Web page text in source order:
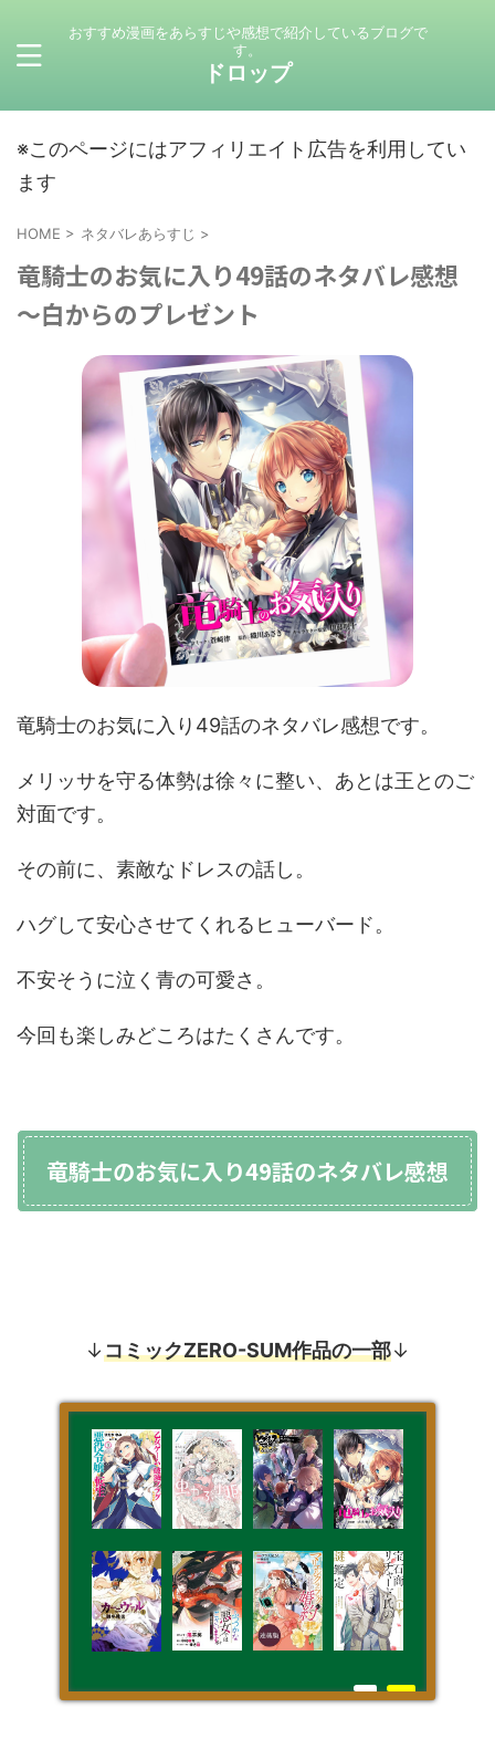
おすすめ漫画をあらすじや感想で紹介しているブログで
す。
ドロップ
※このページにはアフィリエイト広告を利用してい
ます
HOME > ネタバレあらすじ >
竜騎士のお気に入り49話のネタバレ感想
～白からのプレゼント
竜騎士のお気に入り49話のネタバレ感想です。
メリッサを守る体勢は徐々に整い、あとは王とのご
対面です。
その前に、素敵なドレスの話し。
ハグして安心させてくれるヒューバード。
不安そうに泣く青の可愛さ。
今回も楽しみどころはたくさんです。
竜騎士のお気に入り49話のネタバレ感想
↓コミックZERO-SUM作品の一部↓